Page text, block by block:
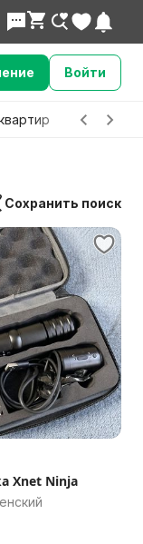
Войти
Детские
Сохранить поиск
Xnet Ninja